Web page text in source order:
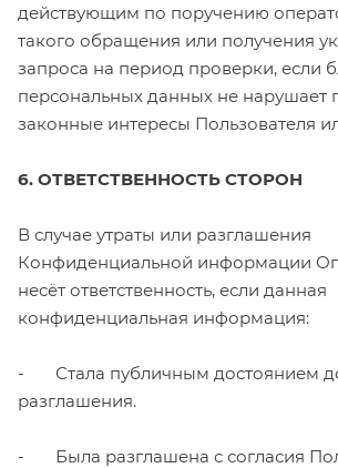
действующим по поручению
такого обращения или получения
запроса на период проверки, если
персональных данных не нарушает
законные интересы Пользователя
6. ОТВЕТСТВЕННОСТЬ СТОРОН
В случае утраты или разглашения
Конфиденциальной информации
несёт ответственность, если данная
конфиденциальная информация:
- Стала публичным достоянием
разглашения.
- Была разглашена с согласия